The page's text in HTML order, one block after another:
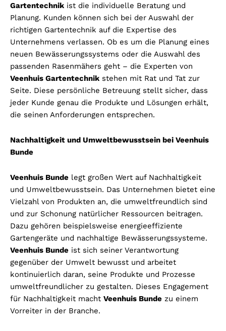
Gartentechnik ist die individuelle Beratung und
Planung. Kunden können sich bei der Auswahl der
richtigen Gartentechnik auf die Expertise des
Unternehmens verlassen. Ob es um die Planung eines
neuen Bewässerungssystems oder die Auswahl des
passenden Rasenmähers geht – die Experten von
Veenhuis Gartentechnik stehen mit Rat und Tat zur
Seite. Diese persönliche Betreuung stellt sicher, dass
jeder Kunde genau die Produkte und Lösungen erhält,
die seinen Anforderungen entsprechen.
Nachhaltigkeit und Umweltbewusstsein bei Veenhuis
Bunde
Veenhuis Bunde legt großen Wert auf Nachhaltigkeit
und Umweltbewusstsein. Das Unternehmen bietet eine
Vielzahl von Produkten an, die umweltfreundlich sind
und zur Schonung natürlicher Ressourcen beitragen.
Dazu gehören beispielsweise energieeffiziente
Gartengeräte und nachhaltige Bewässerungssysteme.
Veenhuis Bunde ist sich seiner Verantwortung
gegenüber der Umwelt bewusst und arbeitet
kontinuierlich daran, seine Produkte und Prozesse
umweltfreundlicher zu gestalten. Dieses Engagement
für Nachhaltigkeit macht Veenhuis Bunde zu einem
Vorreiter in der Branche.